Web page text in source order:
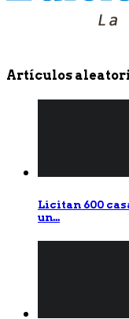
Artículos
Licitan 600
un...